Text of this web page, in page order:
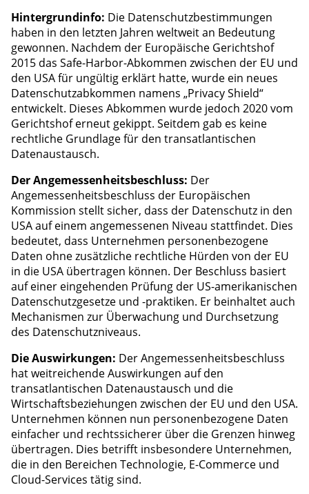
Hintergrundinfo: Die Datenschutzbestimmungen
haben in den letzten Jahren weltweit an Bedeutung
gewonnen. Nachdem der Europäische Gerichtshof
2015 das Safe-Harbor-Abkommen zwischen der EU und
den USA für ungültig erklärt hatte, wurde ein neues
Datenschutzabkommen namens „Privacy Shield“
entwickelt. Dieses Abkommen wurde jedoch 2020 vom
Gerichtshof erneut gekippt. Seitdem gab es keine
rechtliche Grundlage für den transatlantischen
Datenaustausch.
Der Angemessenheitsbeschluss: Der
Angemessenheitsbeschluss der Europäischen
Kommission stellt sicher, dass der Datenschutz in den
USA auf einem angemessenen Niveau stattfindet. Dies
bedeutet, dass Unternehmen personenbezogene
Daten ohne zusätzliche rechtliche Hürden von der EU
in die USA übertragen können. Der Beschluss basiert
auf einer eingehenden Prüfung der US-amerikanischen
Datenschutzgesetze und -praktiken. Er beinhaltet auch
Mechanismen zur Überwachung und Durchsetzung
des Datenschutzniveaus.
Die Auswirkungen: Der Angemessenheitsbeschluss
hat weitreichende Auswirkungen auf den
transatlantischen Datenaustausch und die
Wirtschaftsbeziehungen zwischen der EU und den USA.
Unternehmen können nun personenbezogene Daten
einfacher und rechtssicherer über die Grenzen hinweg
übertragen. Dies betrifft insbesondere Unternehmen,
die in den Bereichen Technologie, E-Commerce und
Cloud-Services tätig sind.